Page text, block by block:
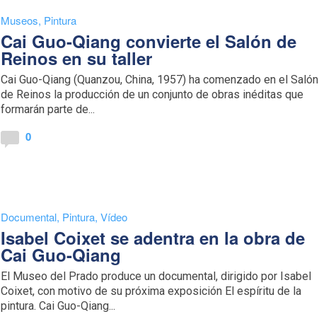
Museos, Pintura
Cai Guo-Qiang convierte el Salón de
Reinos en su taller
Cai Guo-Qiang (Quanzou, China, 1957) ha comenzado en el Salón
de Reinos la producción de un conjunto de obras inéditas que
formarán parte de...
0
Documental, Pintura,Vídeo
Isabel Coixet se adentra en la obra de
Cai Guo-Qiang
El Museo del Prado produce un documental, dirigido por Isabel
Coixet, con motivo de su próxima exposición El espíritu de la
pintura. Cai Guo-Qiang...